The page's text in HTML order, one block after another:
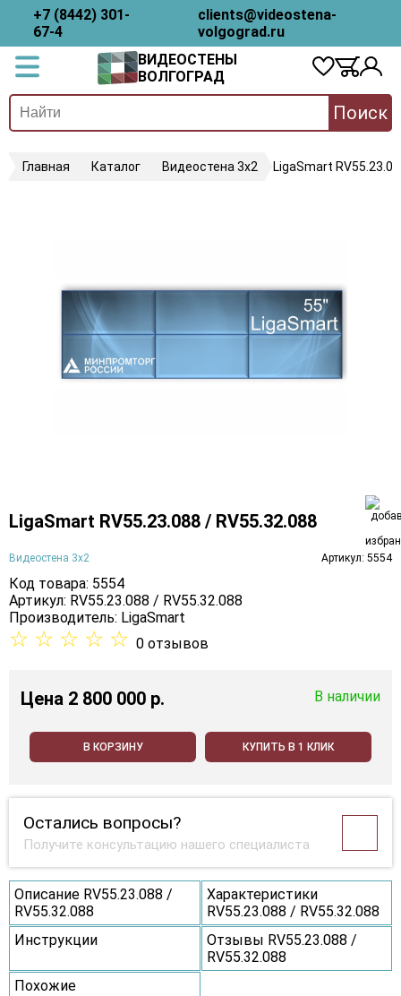
+7 (8442) 301-
67-4
clients@videostena-
volgograd.ru
ВИДЕОСТЕНЫ
ВОЛГОГРАД
Поиск
Главная Каталог Видеостена 3х2 LigaSmart
LigaSmart RV55.23.088 / RV55.32.088
Видеостена 3х2 Артикул: 5554
Код товара: 5554
Артикул: RV55.23.088 / RV55.32.088
Производитель: LigaSmart
☆ ☆ ☆ ☆ ☆ 0 отзывов
Цена 2 800 000 p. В наличии
В КОРЗИНУ КУПИТЬ В 1 КЛИК
Остались вопросы?
Получите консультацию нашего специалиста
Описание RV55.23.088 /
RV55.32.088
Характеристики
RV55.23.088 / RV55.32.088
Инструкции
Отзывы RV55.23.088 /
RV55.32.088
Похожие